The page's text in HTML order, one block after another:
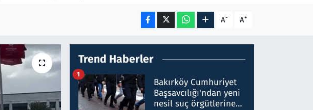
A- A+
Trend Haberler
Bakırköy Cumhuriyet
Başsavcılığı'ndan yeni
nesil suç örgütlerine
1